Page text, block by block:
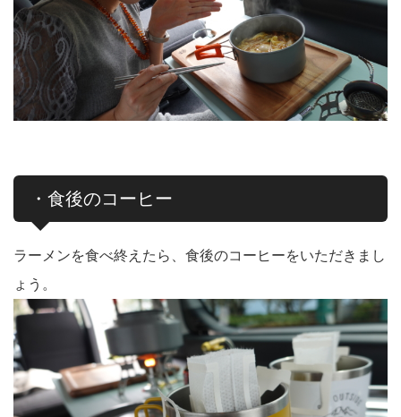
・食後のコーヒー
ラーメンを食べ終えたら、食後のコーヒーをいただきまし
ょう。